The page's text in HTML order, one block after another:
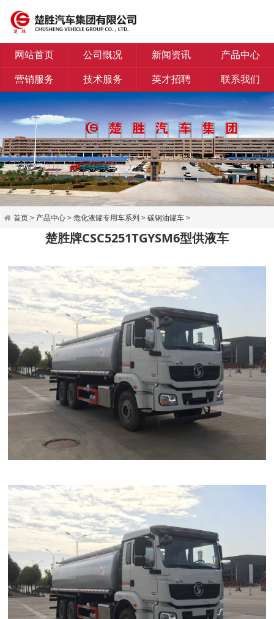
网站首页 公司慨况 新闻资讯
产品中心
营销服务
技术服务 英才招聘 联系我们
首页> 产品中心>危化液罐专用车系列>碳钢油罐车>
楚胜牌CSC5251TGYSM6型供液车